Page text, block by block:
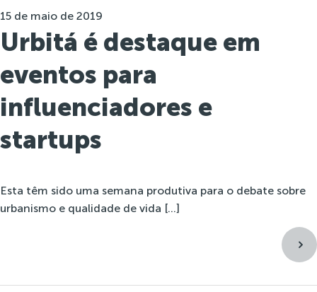
15 de maio de 2019
Urbitá é destaque em
eventos para
influenciadores e
startups
Esta têm sido uma semana produtiva para o debate sobre
urbanismo e qualidade de vida […]